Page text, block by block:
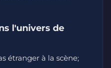
l'univers de
étranger à la scène;